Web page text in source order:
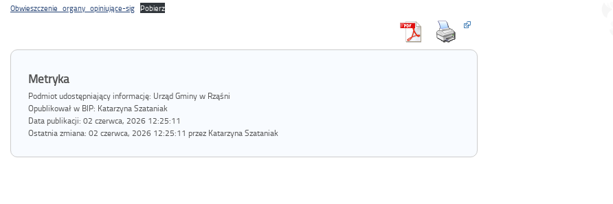
Obwieszczenie_organy_opiniujące-sig Pobierz
Metryka
Podmiot udostępniający informację: Urząd Gminy w Rząśni
Opublikował w BIP: Katarzyna Szataniak
Data publikacji: 02 czerwca, 2026 12:25:11
Ostatnia zmiana: 02 czerwca, 2026 12:25:11 przez Katarzyna Szataniak